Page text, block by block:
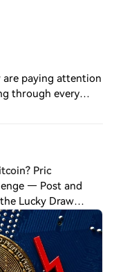
are paying attention
through every
While many
Pric
— Post and
Lucky Draw
price has